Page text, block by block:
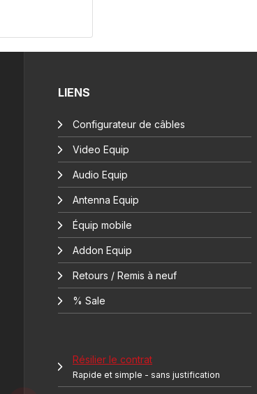
LIENS
Configurateur de câbles
Video Equip
Audio Equip
Antenna Equip
Équip mobile
Addon Equip
Retours / Remis à neuf
% Sale
Résilier le contrat
Rapide et simple - sans justification